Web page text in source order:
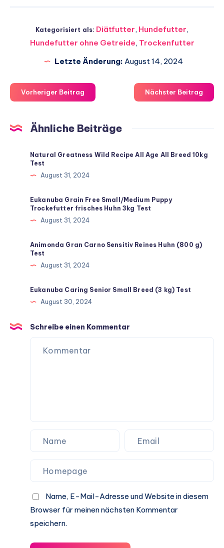
Kategorisiert als: Diätfutter, Hundefutter,
Hundefutter ohne Getreide, Trockenfutter
Letzte Änderung: August 14, 2024
Vorheriger Beitrag Nächster Beitrag
Ähnliche Beiträge
Natural Greatness Wild Recipe All Age All Breed 10kg
Test
August 31, 2024
Eukanuba Grain Free Small/Medium Puppy
Trockefutter frisches Huhn 3kg Test
August 31, 2024
Animonda Gran Carno Sensitiv Reines Huhn (800 g)
Test
August 31, 2024
Eukanuba Caring Senior Small Breed (3 kg) Test
August 30, 2024
Schreibe einen Kommentar
Name, E-Mail-Adresse und Website in diesem
Browser für meinen nächsten Kommentar
speichern.